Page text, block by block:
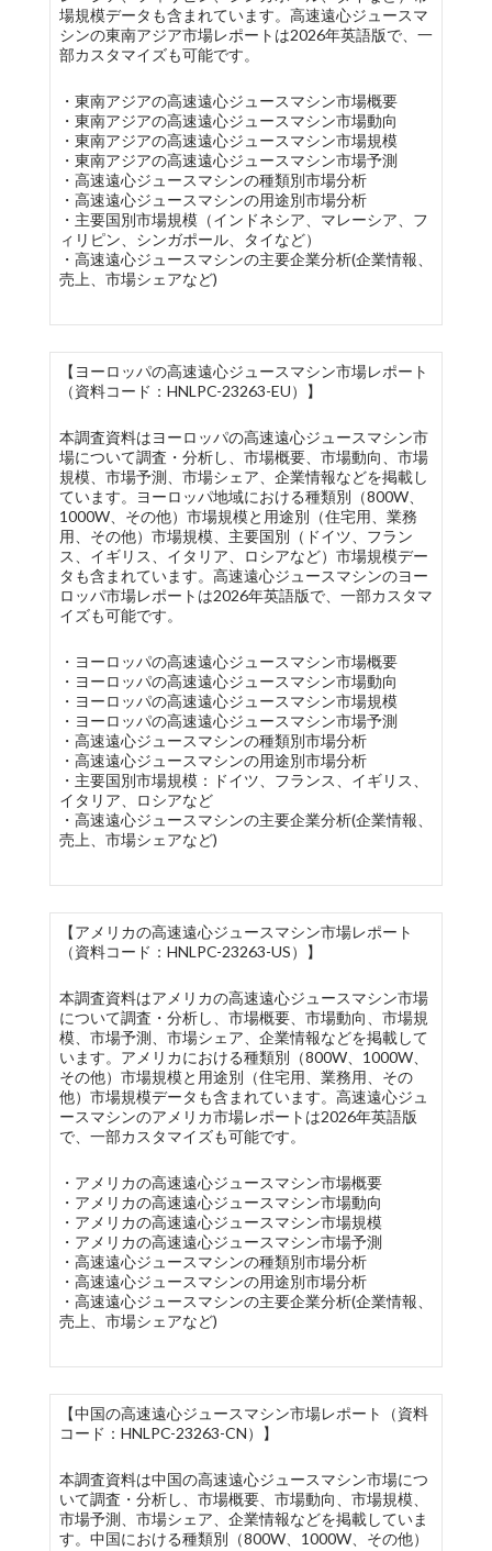
場規模データも含まれています。高速遠心ジュースマ
シンの東南アジア市場レポートは2026年英語版で、一
部カスタマイズも可能です。
・東南アジアの高速遠心ジュースマシン市場概要
・東南アジアの高速遠心ジュースマシン市場動向
・東南アジアの高速遠心ジュースマシン市場規模
・東南アジアの高速遠心ジュースマシン市場予測
・高速遠心ジュースマシンの種類別市場分析
・高速遠心ジュースマシンの用途別市場分析
・主要国別市場規模（インドネシア、マレーシア、フ
ィリピン、シンガポール、タイなど）
・高速遠心ジュースマシンの主要企業分析(企業情報、
売上、市場シェアなど)
【ヨーロッパの高速遠心ジュースマシン市場レポート
（資料コード：HNLPC-23263-EU）】
本調査資料はヨーロッパの高速遠心ジュースマシン市
場について調査・分析し、市場概要、市場動向、市場
規模、市場予測、市場シェア、企業情報などを掲載し
ています。ヨーロッパ地域における種類別（800W、
1000W、その他）市場規模と用途別（住宅用、業務
用、その他）市場規模、主要国別（ドイツ、フラン
ス、イギリス、イタリア、ロシアなど）市場規模デー
タも含まれています。高速遠心ジュースマシンのヨー
ロッパ市場レポートは2026年英語版で、一部カスタマ
イズも可能です。
・ヨーロッパの高速遠心ジュースマシン市場概要
・ヨーロッパの高速遠心ジュースマシン市場動向
・ヨーロッパの高速遠心ジュースマシン市場規模
・ヨーロッパの高速遠心ジュースマシン市場予測
・高速遠心ジュースマシンの種類別市場分析
・高速遠心ジュースマシンの用途別市場分析
・主要国別市場規模：ドイツ、フランス、イギリス、
イタリア、ロシアなど
・高速遠心ジュースマシンの主要企業分析(企業情報、
売上、市場シェアなど)
【アメリカの高速遠心ジュースマシン市場レポート
（資料コード：HNLPC-23263-US）】
本調査資料はアメリカの高速遠心ジュースマシン市場
について調査・分析し、市場概要、市場動向、市場規
模、市場予測、市場シェア、企業情報などを掲載して
います。アメリカにおける種類別（800W、1000W、
その他）市場規模と用途別（住宅用、業務用、その
他）市場規模データも含まれています。高速遠心ジュ
ースマシンのアメリカ市場レポートは2026年英語版
で、一部カスタマイズも可能です。
・アメリカの高速遠心ジュースマシン市場概要
・アメリカの高速遠心ジュースマシン市場動向
・アメリカの高速遠心ジュースマシン市場規模
・アメリカの高速遠心ジュースマシン市場予測
・高速遠心ジュースマシンの種類別市場分析
・高速遠心ジュースマシンの用途別市場分析
・高速遠心ジュースマシンの主要企業分析(企業情報、
売上、市場シェアなど)
【中国の高速遠心ジュースマシン市場レポート（資料
コード：HNLPC-23263-CN）】
本調査資料は中国の高速遠心ジュースマシン市場につ
いて調査・分析し、市場概要、市場動向、市場規模、
市場予測、市場シェア、企業情報などを掲載していま
す。中国における種類別（800W、1000W、その他）